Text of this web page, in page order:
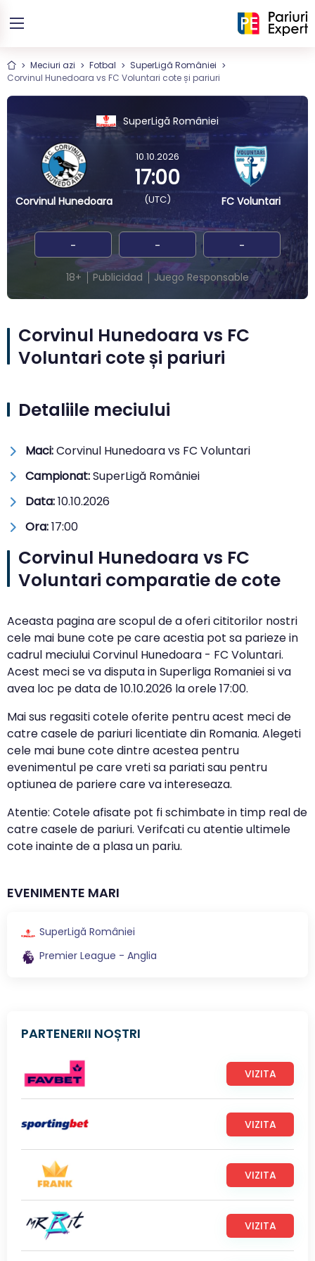
Meciuri azi Fotbal
SuperLigă României
Corvinul Hunedoara vs FC Voluntari cote și pariuri
SuperLigă României
Corvinul Hunedoara
10.10.2026
17:00
(UTC) FC Voluntari
- - -
18+ Publicidad Juego Responsable
Corvinul Hunedoara vs FC
Voluntari cote și pariuri
Detaliile meciului
Maci:Corvinul Hunedoara vs FC Voluntari
Campionat:SuperLigă României
Data:10.10.2026
Ora:17:00
Corvinul Hunedoara vs FC
Voluntari comparatie de cote
Aceasta pagina are scopul de a oferi cititorilor nostri
cele mai bune cote pe care acestia pot sa parieze in
cadrul meciului Corvinul Hunedoara - FC Voluntari.
Acest meci se va disputa in Superliga Romaniei si va
avea loc pe data de10.10.2026 la orele17:00.
Mai sus regasiti cotele oferite pentru acest meci de
catre casele de pariuri licentiate din Romania. Alegeti
cele mai bune cote dintre acestea pentru
evenimentul pe care vreti sa pariati sau pentru
optiunea de pariere care va intereseaza.
Atentie: Cotele afisate pot fi schimbate in timp real de
catre casele de pariuri. Verifcati cu atentie ultimele
cote inainte de a plasa un pariu.
EVENIMENTE MARI
SuperLigă României
Premier League - Anglia
PARTENERII NOȘTRI
VIZITA
VIZITA
VIZITA
VIZITA